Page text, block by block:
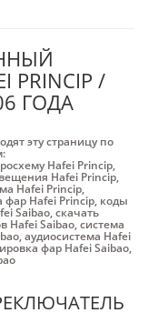
PRINCIP /
ГОДА
эту страницу по
Hafei Princip,
Hafei Princip,
Hafei Princip,
фар Hafei Princip, коды
Saibao,скачать
Hafei Saibao,система
,аудиосистема Hafei
фар Hafei Saibao,